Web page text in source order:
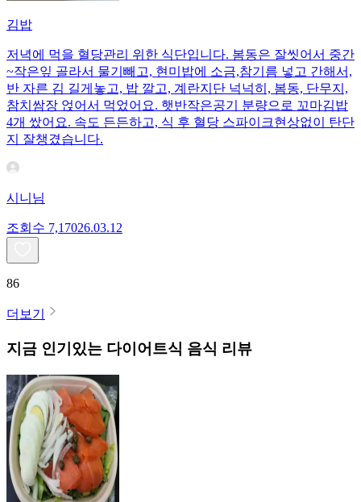
김밥
저녁에 먹을 혈당관리 위한 식단입니다. 봄동은 잘씻어서 중간
~작은잎 골라서 물기빼고, 현미밥에 소금,참기름 넣고 간해서,
반 자른 김 길게놓고, 밥 깔고, 계란지단 넉넉히, 봄동, 단무지,
참치쌈장 얹어서 먹었어요. 햇반작은공기 분량으로 꼬마김밥
4개 쌌어요. 속도 든든하고, 식 후 혈당 스파이크현상없이 탄단
지 잘챙겼습니다.
시니님
조회수 7,17026.03.12
86
더보기
지금 인기있는 다이어트식 음식 리뷰